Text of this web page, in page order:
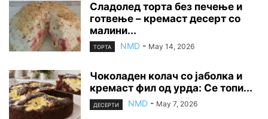
Сладолед торта без печење и
готвење – кремаст десерт со
малини...
ТОРТА NMD - May 14, 2026
Чоколаден колач со јаболка и
кремаст фил од урда: Се топи...
ДЕСЕРТИ NMD - May 7, 2026